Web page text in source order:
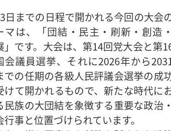
日までの日程で開かれる今回の大会
マは、「団結・民主・刷新・創造
」です。大会は、第14回党大会と第
会議員選挙、それに2026年から
での任期の各級人民評議会選挙の成
けて開かれるもので、新たな時代に
民族の大団結を象徴する重要な政治
行事と位置づけられています。